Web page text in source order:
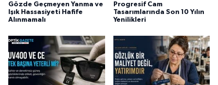
Gözde Geçmeyen Yanma ve
Işık Hassasiyeti Hafife
Alınmamalı
Progresif Cam
Tasarımlarında Son 10 Yılın
Yenilikleri